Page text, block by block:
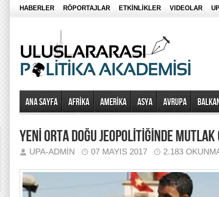
HABERLER RÖPORTAJLAR ETKİNLİKLER VIDEOLAR
Ana Sayfa AFRİKA AMERİKA ASYA AVRUPA
YENİ ORTA DOĞU JEOPOLİTİĞİNDE
UPA-ADMIN 07 MAYIS 2017 2.183